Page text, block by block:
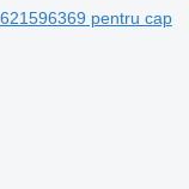
pentru cap